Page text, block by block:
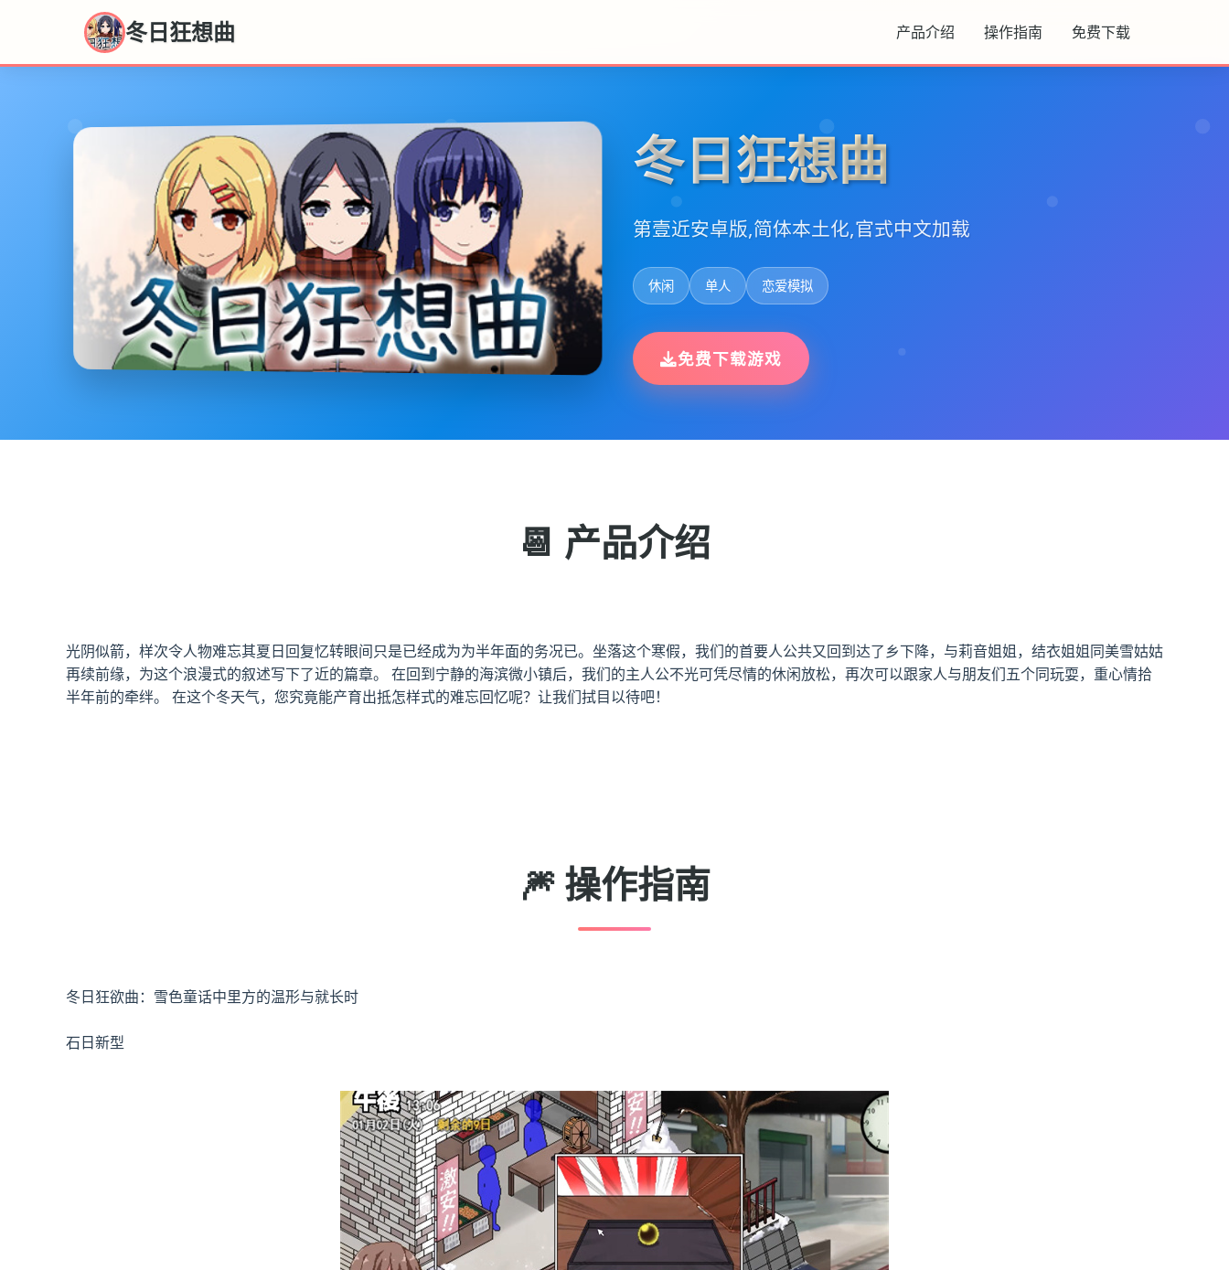
冬日狂想曲 产品介绍 操作指南 免费下载
冬日狂想曲
第壹近安卓版,简体本土化,官式中文加载
休闲 单人 恋爱模拟
免费下载游戏
📆 产品介绍
光阴似箭，样次令人物难忘其夏日回复忆转眼间只是已经成为为半年面的务况已。坐落这个寒假，我们的首要人公共又回到达了乡下降，与莉音姐姐，结衣姐姐同美雪姑姑
再续前缘，为这个浪漫式的叙述写下了近的篇章。 在回到宁静的海滨微小镇后，我们的主人公不光可凭尽情的休闲放松，再次可以跟家人与朋友们五个同玩耍，重心情拾
半年前的牵绊。 在这个冬天气，您究竟能产育出抵怎样式的难忘回忆呢？让我们拭目以待吧！
🎆 操作指南
冬日狂欲曲：雪色童话中里方的温形与就长时
石日新型